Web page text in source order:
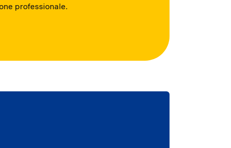
professionale.